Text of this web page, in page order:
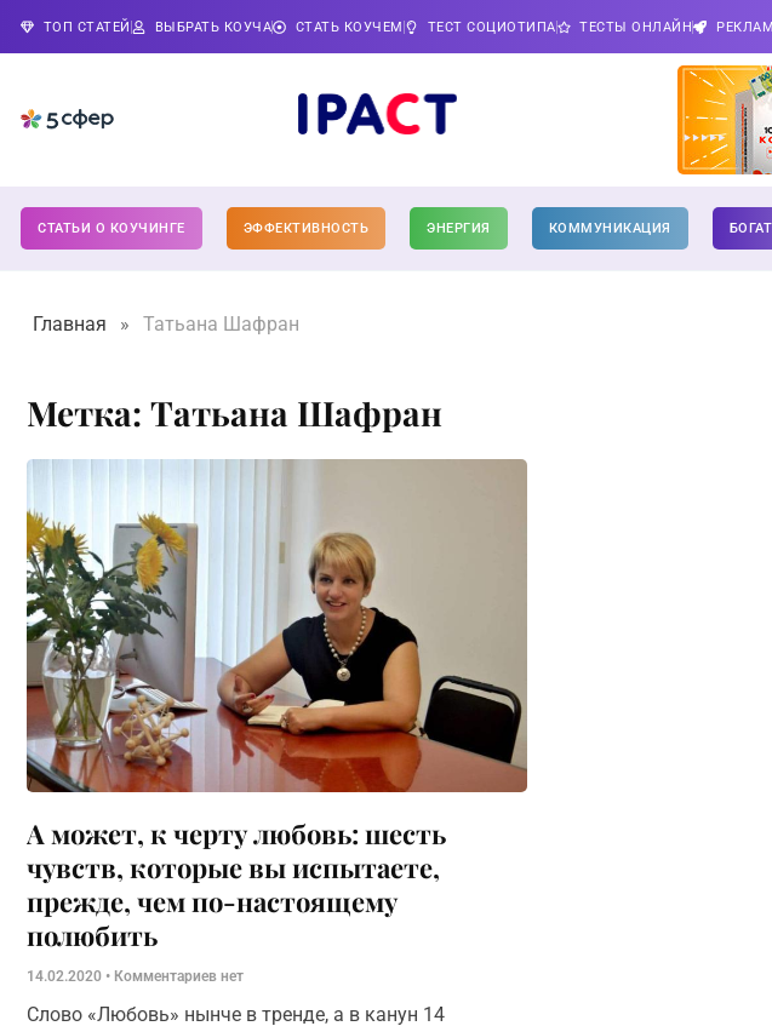
ТОП СТАТЕЙ ВЫБРАТЬ КОУЧА СТАТЬ КОУЧЕМ ТЕСТ СОЦИОТИПА ТЕСТЫ ОНЛАЙН
СТАТЬИ О КОУЧИНГЕ ЭФФЕКТИВНОСТЬ ЭНЕРГИЯ КОММУНИКАЦИЯ
Главная » Татьана Шафран
Метка: Татьана Шафран
А может, к черту любовь: шесть
чувств, которые вы испытаете,
прежде, чем по-настоящему
полюбить
14.02.2020 Комментариев нет
Слово «Любовь» нынче в тренде, а в канун 14